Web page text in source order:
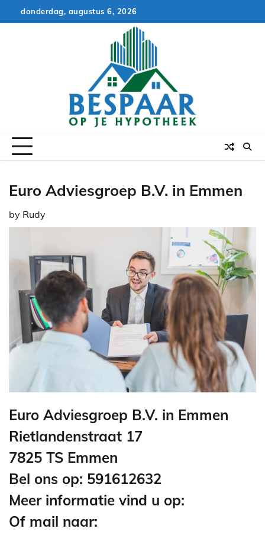
to
donderdag, augustus 6, 2026
Euro Adviesgroep B.V. in Emmen
by Rudy
Euro Adviesgroep B.V. in Emmen
Rietlandenstraat 17
7825 TS Emmen
Bel ons op: 591612632
Meer informatie vind u op:
Of mail naar: